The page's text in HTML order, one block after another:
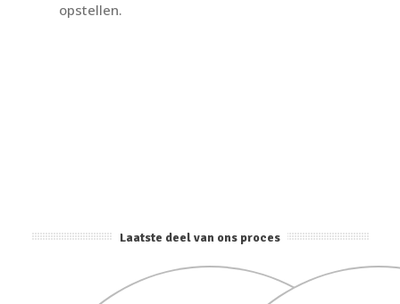
opstellen.
Laatste deel van ons proces